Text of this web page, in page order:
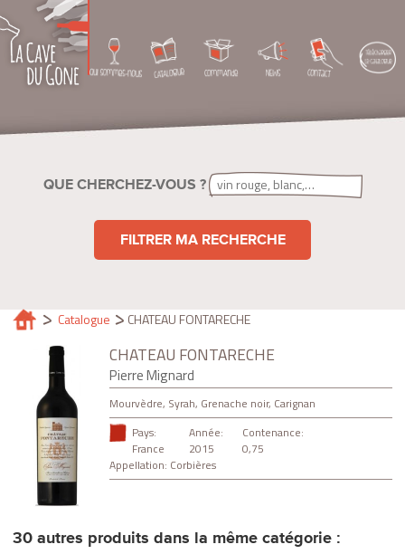
QUE CHERCHEZ-VOUS ?
FILTRER MA RECHERCHE
Catalogue CHATEAU FONTARECHE
CHATEAU FONTARECHE
Pierre Mignard
Mourvèdre, Syrah, Grenache noir, Carignan
Pays:
France
Année:
2015
Contenance:
0,75
Appellation: Corbières
30 autres produits dans la même catégorie :